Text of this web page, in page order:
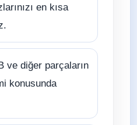
en kısa
ve diğer parçaların
konusunda